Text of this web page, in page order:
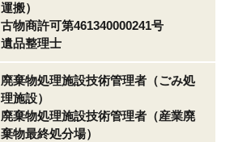
運搬）
古物商許可第461340000241号
遺品整理士
廃棄物処理施設技術管理者（ごみ処
理施設）
廃棄物処理施設技術管理者（産業廃
棄物最終処分場）